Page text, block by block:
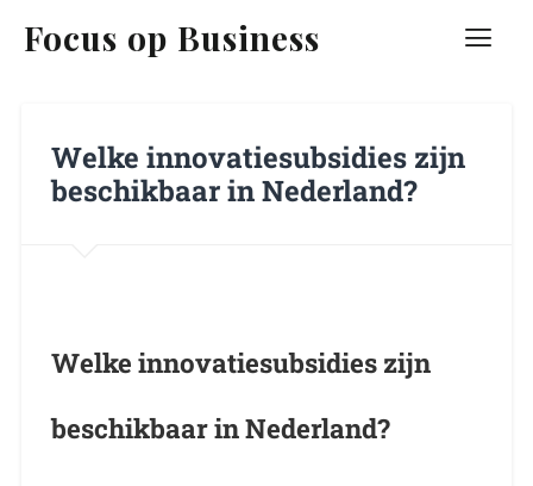
Focus op Business
Welke innovatiesubsidies zijn
beschikbaar in Nederland?
Welke innovatiesubsidies zijn
beschikbaar in Nederland?